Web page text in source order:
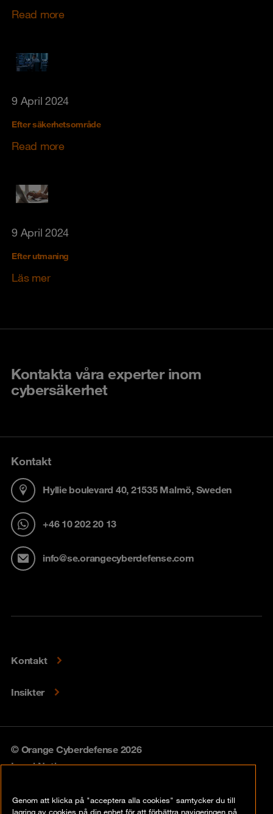
Read more
9 April 2024
Efter säkerhetsområde
Read more
9 April 2024
Efter utmaning
Läs mer
Kontakta våra experter inom
cybersäkerhet
Kontakt
Hyllie boulevard 40, 21535 Malmö, Sweden
+46 10 202 20 13
info@se.orangecyberdefense.com
Kontakt
Insikter
© Orange Cyberdefense 2026
Legal Notice
Genom att klicka på "acceptera alla cookies" samtycker du till
lagring av cookies på din enhet för att förbättra navigeringen på